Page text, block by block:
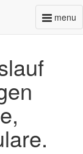
menu